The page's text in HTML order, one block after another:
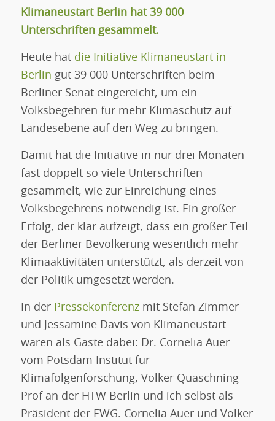
Klimaneustart Berlin hat 39 000
Unterschriften gesammelt.
Heute hat die Initiative Klimaneustart in
Berlin gut 39 000 Unterschriften beim
Berliner Senat eingereicht, um ein
Volksbegehren für mehr Klimaschutz auf
Landesebene auf den Weg zu bringen.
Damit hat die Initiative in nur drei Monaten
fast doppelt so viele Unterschriften
gesammelt, wie zur Einreichung eines
Volksbegehrens notwendig ist. Ein großer
Erfolg, der klar aufzeigt, dass ein großer Teil
der Berliner Bevölkerung wesentlich mehr
Klimaaktivitäten unterstützt, als derzeit von
der Politik umgesetzt werden.
In der Pressekonferenzmit Stefan Zimmer
und Jessamine Davis von Klimaneustart
waren als Gäste dabei: Dr. Cornelia Auer
vom Potsdam Institut für
Klimafolgenforschung, Volker Quaschning
Prof an der HTW Berlin und ich selbst als
Präsident der EWG. Cornelia Auer und Volker